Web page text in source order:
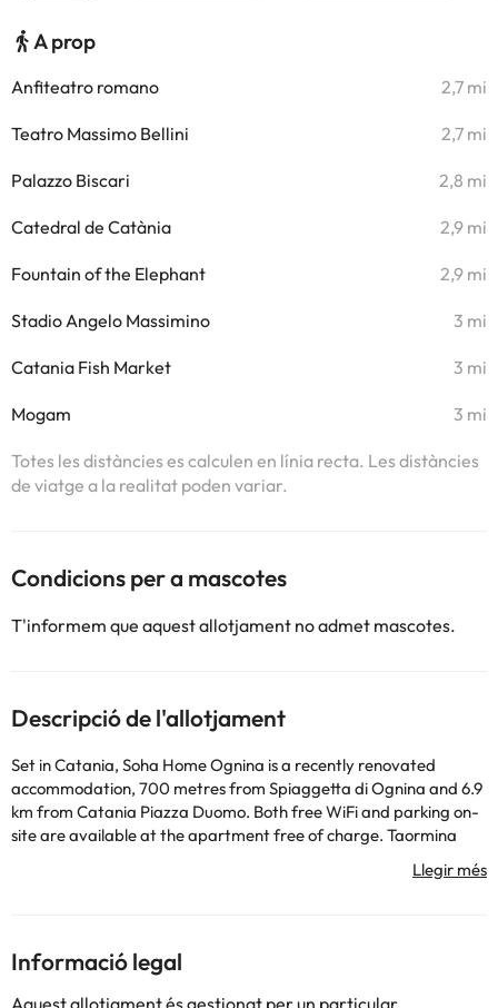
A prop
Anfiteatro romano 2,7 mi
Teatro Massimo Bellini 2,7 mi
Palazzo Biscari 2,8 mi
Catedral de Catània 2,9 mi
Fountain of the Elephant 2,9 mi
Stadio Angelo Massimino 3 mi
Catania Fish Market 3 mi
Mogam 3 mi
Totes les distàncies es calculen en línia recta. Les distàncies
de viatge a la realitat poden variar.
Condicions per a mascotes
T'informem que aquest allotjament no admet mascotes.
Descripció de l'allotjament
Set in Catania, Soha Home Ognina is a recently renovated
accommodation, 700 metres from Spiaggetta di Ognina and 6.9
km from Catania Piazza Duomo. Both free WiFi and parking on-
site are available at the apartment free of charge. Taormina
Cable Car - Mazzaro Station is 50 km away and Le Ciminiere is
terrace with inner courtyard views. Guests can take in the
ambience of the surroundings from an outdoor dining area.
Additional in-room amenities include chocolates or cookies.
Informació legal
Aquest allotjament és gestionat per un particular.